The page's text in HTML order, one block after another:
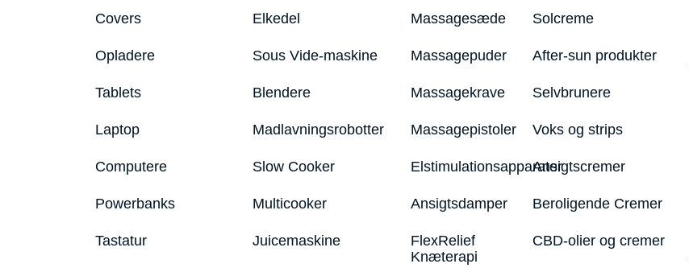
Covers
Opladere
Tablets
Laptop
Computere
Powerbanks
Tastatur
Elkedel
Sous Vide-maskine
Blendere
Madlavningsrobotter
Slow Cooker
Multicooker
Juicemaskine
Massagesæde
Massagepuder
Massagekrave
Massagepistoler
Elstimulationsapparater
Ansigtsdamper
FlexRelief
Knæterapi
Solcreme
After-sun produkter
Selvbrunere
Voks og strips
Ansigtscremer
Beroligende Cremer
CBD-olier og cremer